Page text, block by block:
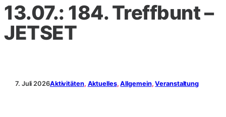
13.07.: 184. Treffbunt –
JETSET
7. Juli 2026Aktivitäten, Aktuelles, Allgemein, Veranstaltung